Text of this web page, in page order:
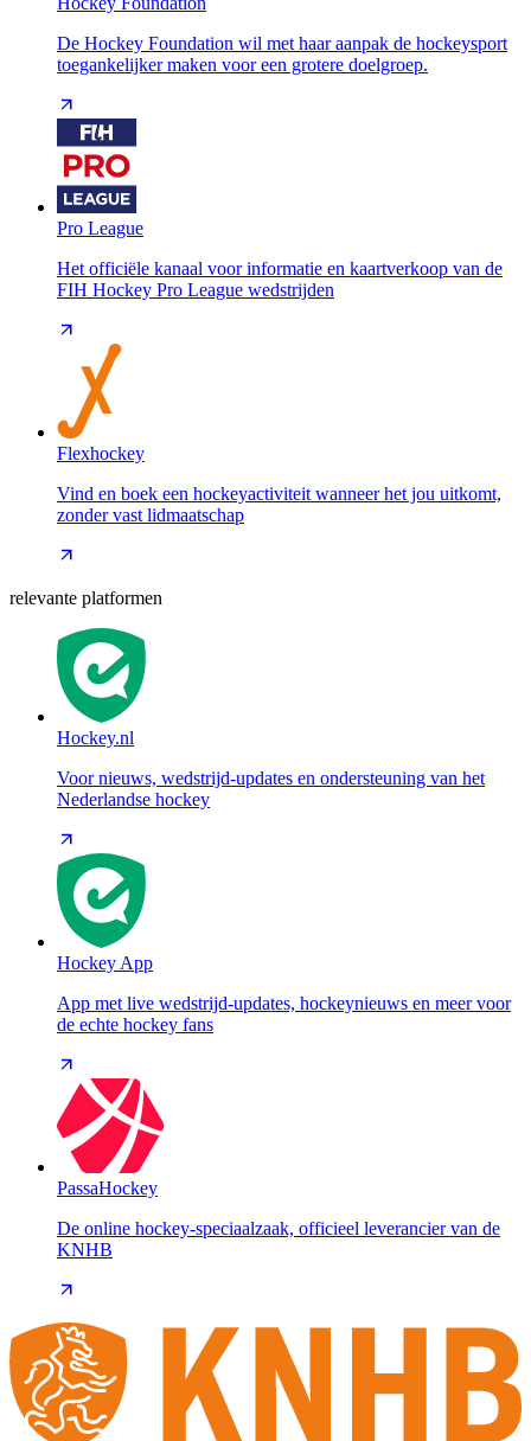
De Hockey Foundation wil met haar aanpak de hockeysport
toegankelijker maken voor een grotere doelgroep.
Pro League
Het officiële kanaal voor informatie en kaartverkoop van de
FIH Hockey Pro League wedstrijden
Flexhockey
Vind en boek een hockeyactiviteit wanneer het jou uitkomt,
zonder vast lidmaatschap
relevante platformen
Hockey.nl
Voor nieuws, wedstrijd-updates en ondersteuning van het
Nederlandse hockey
Hockey App
App met live wedstrijd-updates, hockeynieuws en meer voor
de echte hockey fans
PassaHockey
De online hockey-speciaalzaak, officieel leverancier van de
KNHB